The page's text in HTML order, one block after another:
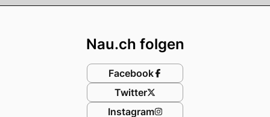
Nau.ch folgen
Facebook
Twitter
Instagram